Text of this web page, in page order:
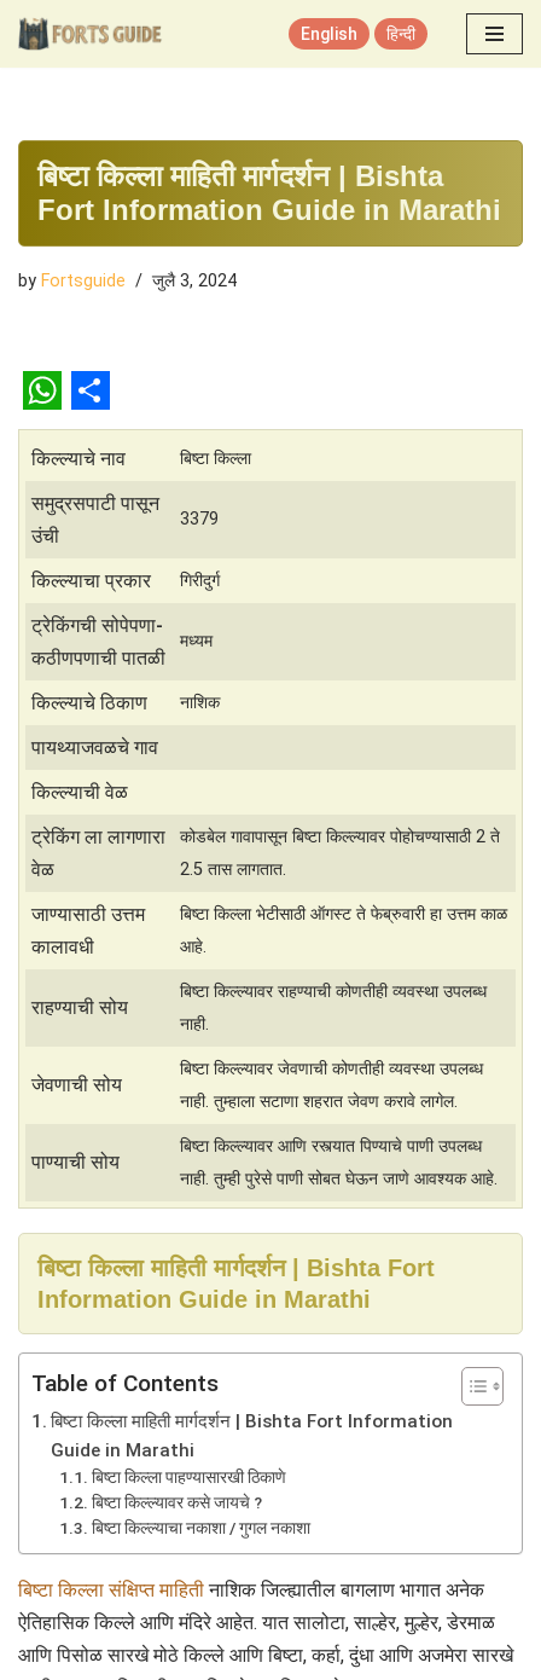
Skip
English हिन्दी
बिष्टा किल्ला माहिती मार्गदर्शन | Bishta
Fort Information Guide in Marathi
by Fortsguide जुलै 3, 2024
W
h
a
t
s
A
p
p
S
h
a
e
किल्ल्याचे नाव बिष्टा किल्ला
समुद्रसपाटी पासून
उंची
3379
किल्ल्याचा प्रकार गिरीदुर्ग
ट्रेकिंगची सोपेपणा-
कठीणपणाची पातळी
मध्यम
किल्ल्याचे ठिकाण नाशिक
पायथ्याजवळचे गाव
किल्ल्याची वेळ
ट्रेकिंग ला लागणारा
वेळ
कोडबेल गावापासून बिष्टा किल्ल्यावर पोहोचण्यासाठी 2 ते
2.5 तास लागतात.
जाण्यासाठी उत्तम
कालावधी
बिष्टा किल्ला भेटीसाठी ऑगस्ट ते फेब्रुवारी हा उत्तम काळ
आहे.
राहण्याची सोय
बिष्टा किल्ल्यावर राहण्याची कोणतीही व्यवस्था उपलब्ध
नाही.
जेवणाची सोय
बिष्टा किल्ल्यावर जेवणाची कोणतीही व्यवस्था उपलब्ध
नाही. तुम्हाला सटाणा शहरात जेवण करावे लागेल.
पाण्याची सोय
बिष्टा किल्ल्यावर आणि रस्त्यात पिण्याचे पाणी उपलब्ध
नाही. तुम्ही पुरेसे पाणी सोबत घेऊन जाणे आवश्यक आहे.
बिष्टा किल्ला माहिती मार्गदर्शन | Bishta Fort
Information Guide in Marathi
Table of Contents
बिष्टा किल्ला माहिती मार्गदर्शन | Bishta Fort Information
Guide in Marathi
बिष्टा किल्ला पाहण्यासारखी ठिकाणे
बिष्टा किल्ल्यावर कसे जायचे ?
बिष्टा किल्ल्याचा नकाशा / गुगल नकाशा
बिष्टा किल्ला संक्षिप्त माहितीनाशिक जिल्ह्यातील बागलाण भागात अनेक
ऐतिहासिक किल्ले आणि मंदिरे आहेत. यात सालोटा, साल्हेर, मुल्हेर, डेरमाळ
आणि पिसोळ सारखे मोठे किल्ले आणि बिष्टा, कर्हा, दुंधा आणि अजमेरा सारखे